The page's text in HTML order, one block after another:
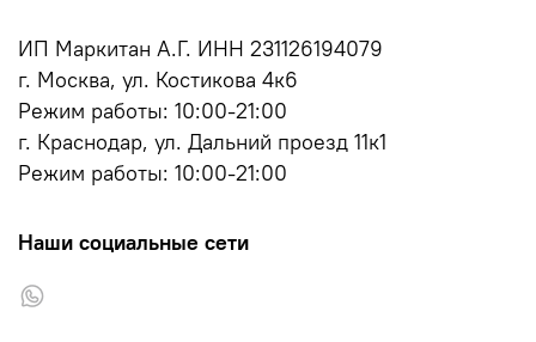
ИП Маркитан А.Г. ИНН 231126194079
г. Москва, ул. Костикова 4к6
Режим работы: 10:00-21:00
г. Краснодар, ул. Дальний проезд 11к1
Режим работы: 10:00-21:00
Наши социальные сети